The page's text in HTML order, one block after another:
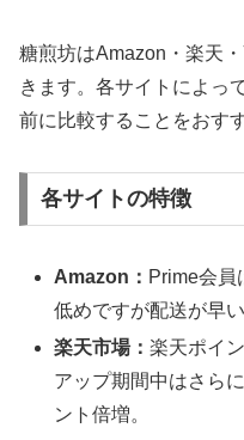
糖煎坊はAmazon・楽天
きます。各サイトによっ
前に比較することをおす
各サイトの特徴
Amazon： Prime会員
低めですが配送が早い
楽天市場：楽天ポイ
アップ期間中はさら
ント倍増。